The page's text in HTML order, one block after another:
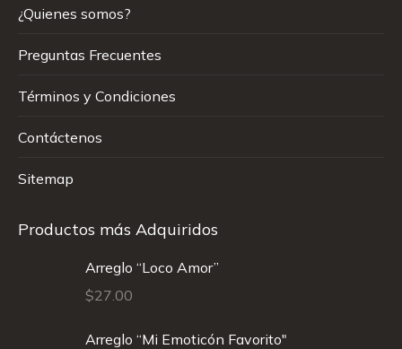
¿Quienes somos?
Preguntas Frecuentes
Términos y Condiciones
Contáctenos
Sitemap
Productos más Adquiridos
Arreglo “Loco Amor”
$27.00
Arreglo “Mi Emoticón Favorito"